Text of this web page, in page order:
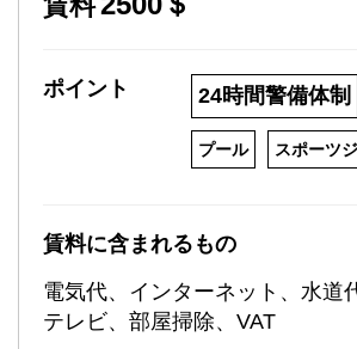
ポイント 24時間警備体制
プール スポーツ
賃料に含まれるもの
電気代、インターネット、水道
テレビ、部屋掃除、VAT